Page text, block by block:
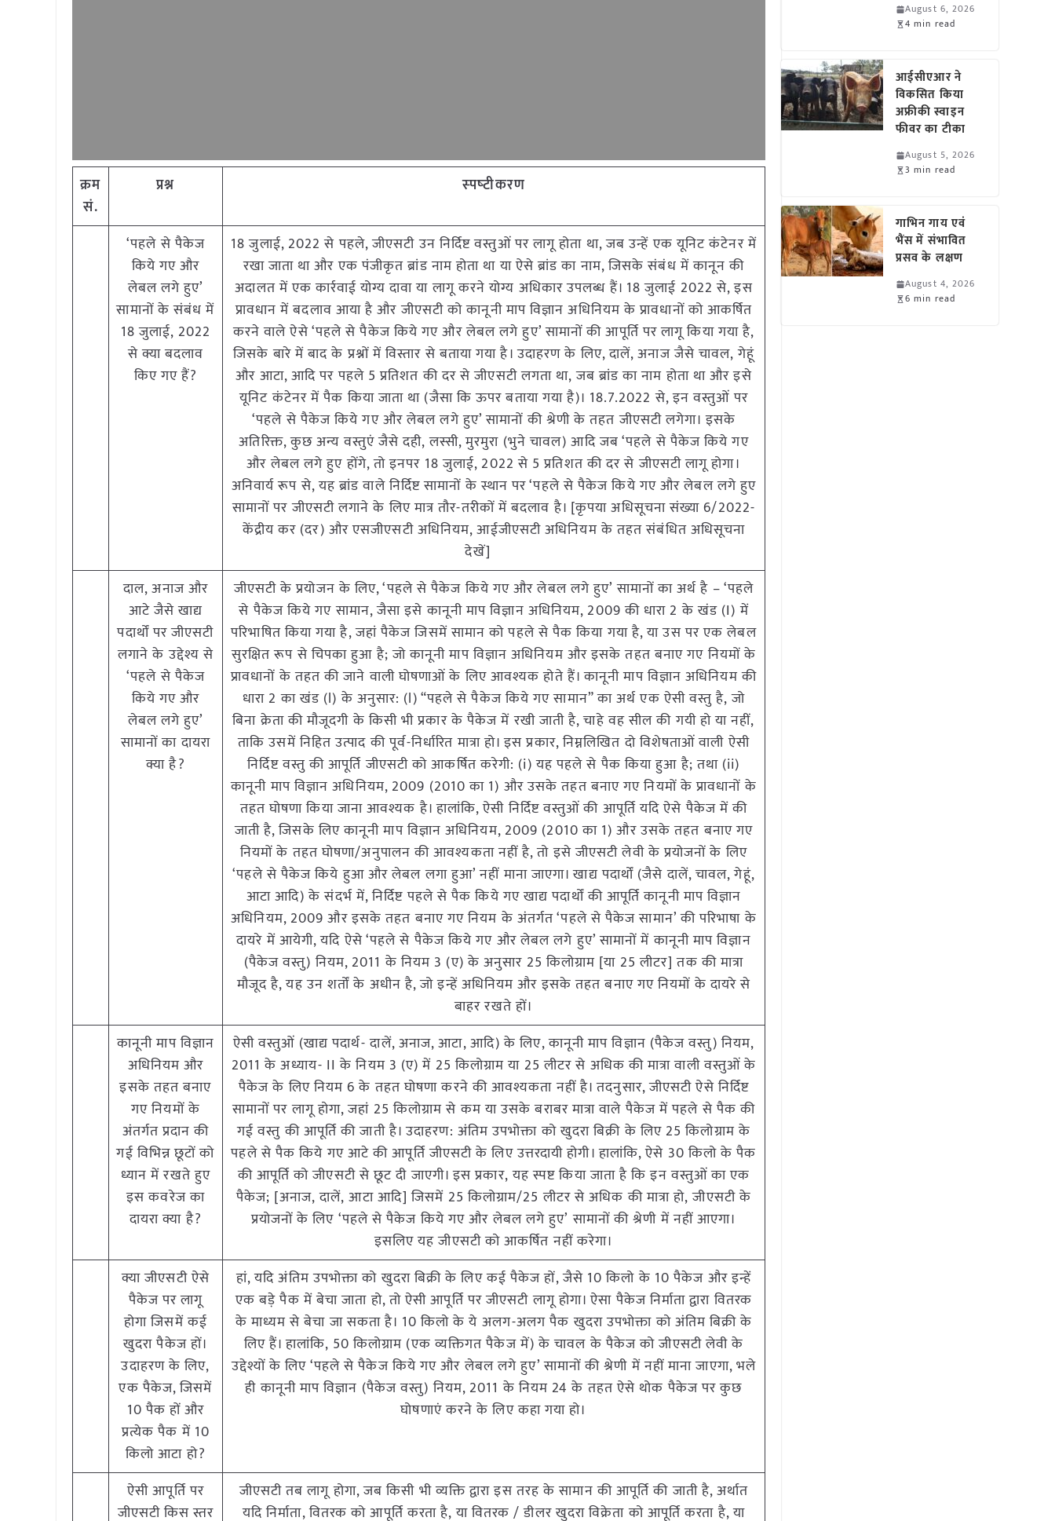
क्रम
सं.
प्रश्न स्‍पष्‍टीकरण
‘पहले से पैकेज
किये गए और
लेबल लगे हुए’
सामानों के संबंध में
18 जुलाई, 2022
से क्या बदलाव
किए गए हैं?
18 जुलाई, 2022 से पहले, जीएसटी उन निर्दिष्ट वस्तुओं पर लागू होता था, जब उन्हें एक यूनिट कंटेनर में
रखा जाता था और एक पंजीकृत ब्रांड नाम होता था या ऐसे ब्रांड का नाम, जिसके संबंध में कानून की
अदालत में एक कार्रवाई योग्य दावा या लागू करने योग्य अधिकार उपलब्ध हैं। 18 जुलाई 2022 से, इस
प्रावधान में बदलाव आया है और जीएसटी को कानूनी माप विज्ञान अधिनियम के प्रावधानों को आकर्षित
करने वाले ऐसे ‘पहले से पैकेज किये गए और लेबल लगे हुए’ सामानों की आपूर्ति पर लागू किया गया है,
जिसके बारे में बाद के प्रश्नों में विस्तार से बताया गया है। उदाहरण के लिए, दालें, अनाज जैसे चावल, गेहूं
और आटा, आदि पर पहले 5 प्रतिशत की दर से जीएसटी लगता था, जब ब्रांड का नाम होता था और इसे
यूनिट कंटेनर में पैक किया जाता था (जैसा कि ऊपर बताया गया है)। 18.7.2022 से, इन वस्तुओं पर
‘पहले से पैकेज किये गए और लेबल लगे हुए’ सामानों की श्रेणी के तहत जीएसटी लगेगा। इसके
अतिरिक्त, कुछ अन्य वस्तुएं जैसे दही, लस्सी, मुरमुरा (भुने चावल) आदि जब ‘पहले से पैकेज किये गए
और लेबल लगे हुए होंगे, तो इनपर 18 जुलाई, 2022 से 5 प्रतिशत की दर से जीएसटी लागू होगा।
अनिवार्य रूप से, यह ब्रांड वाले निर्दिष्ट सामानों के स्थान पर ‘पहले से पैकेज किये गए और लेबल लगे हुए
सामानों पर जीएसटी लगाने के लिए मात्र तौर-तरीकों में बदलाव है। [कृपया अधिसूचना संख्या 6/2022-
केंद्रीय कर (दर) और एसजीएसटी अधिनियम, आईजीएसटी अधिनियम के तहत संबंधित अधिसूचना
देखें]
दाल, अनाज और
आटे जैसे खाद्य
पदार्थों पर जीएसटी
लगाने के उद्देश्य से
‘पहले से पैकेज
किये गए और
लेबल लगे हुए’
सामानों का दायरा
क्या है?
जीएसटी के प्रयोजन के लिए, ‘पहले से पैकेज किये गए और लेबल लगे हुए’ सामानों का अर्थ है – ‘पहले
से पैकेज किये गए सामान, जैसा इसे कानूनी माप विज्ञान अधिनियम, 2009 की धारा 2 के खंड (I) में
परिभाषित किया गया है, जहां पैकेज जिसमें सामान को पहले से पैक किया गया है, या उस पर एक लेबल
सुरक्षित रूप से चिपका हुआ है; जो कानूनी माप विज्ञान अधिनियम और इसके तहत बनाए गए नियमों के
प्रावधानों के तहत की जाने वाली घोषणाओं के लिए आवश्यक होते हैं। कानूनी माप विज्ञान अधिनियम की
धारा 2 का खंड (l) के अनुसार: (l) “पहले से पैकेज किये गए सामान” का अर्थ एक ऐसी वस्तु है, जो
बिना क्रेता की मौजूदगी के किसी भी प्रकार के पैकेज में रखी जाती है, चाहे वह सील की गयी हो या नहीं,
ताकि उसमें निहित उत्पाद की पूर्व-निर्धारित मात्रा हो। इस प्रकार, निम्नलिखित दो विशेषताओं वाली ऐसी
निर्दिष्ट वस्तु की आपूर्ति जीएसटी को आकर्षित करेगी: (i) यह पहले से पैक किया हुआ है; तथा (ii)
कानूनी माप विज्ञान अधिनियम, 2009 (2010 का 1) और उसके तहत बनाए गए नियमों के प्रावधानों के
तहत घोषणा किया जाना आवश्यक है। हालांकि, ऐसी निर्दिष्ट वस्तुओं की आपूर्ति यदि ऐसे पैकेज में की
जाती है, जिसके लिए कानूनी माप विज्ञान अधिनियम, 2009 (2010 का 1) और उसके तहत बनाए गए
नियमों के तहत घोषणा/अनुपालन की आवश्यकता नहीं है, तो इसे जीएसटी लेवी के प्रयोजनों के लिए
‘पहले से पैकेज किये हुआ और लेबल लगा हुआ’ नहीं माना जाएगा। खाद्य पदार्थों (जैसे दालें, चावल, गेहूं,
आटा आदि) के संदर्भ में, निर्दिष्ट पहले से पैक किये गए खाद्य पदार्थों की आपूर्ति कानूनी माप विज्ञान
अधिनियम, 2009 और इसके तहत बनाए गए नियम के अंतर्गत ‘पहले से पैकेज सामान’ की परिभाषा के
दायरे में आयेगी, यदि ऐसे ‘पहले से पैकेज किये गए और लेबल लगे हुए’ सामानों में कानूनी माप विज्ञान
(पैकेज वस्तु) नियम, 2011 के नियम 3 (ए) के अनुसार 25 किलोग्राम [या 25 लीटर] तक की मात्रा
मौजूद है, यह उन शर्तों के अधीन है, जो इन्हें अधिनियम और इसके तहत बनाए गए नियमों के दायरे से
बाहर रखते हों।
कानूनी माप विज्ञान
अधिनियम और
इसके तहत बनाए
गए नियमों के
अंतर्गत प्रदान की
गई विभिन्न छूटों को
ध्यान में रखते हुए
इस कवरेज का
दायरा क्या है?
ऐसी वस्तुओं (खाद्य पदार्थ- दालें, अनाज, आटा, आदि) के लिए, कानूनी माप विज्ञान (पैकेज वस्तु) नियम,
2011 के अध्याय- II के नियम 3 (ए) में 25 किलोग्राम या 25 लीटर से अधिक की मात्रा वाली वस्तुओं के
पैकेज के लिए नियम 6 के तहत घोषणा करने की आवश्यकता नहीं है। तदनुसार, जीएसटी ऐसे निर्दिष्ट
सामानों पर लागू होगा, जहां 25 किलोग्राम से कम या उसके बराबर मात्रा वाले पैकेज में पहले से पैक की
गई वस्तु की आपूर्ति की जाती है। उदाहरण: अंतिम उपभोक्ता को खुदरा बिक्री के लिए 25 किलोग्राम के
पहले से पैक किये गए आटे की आपूर्ति जीएसटी के लिए उत्तरदायी होगी। हालांकि, ऐसे 30 किलो के पैक
की आपूर्ति को जीएसटी से छूट दी जाएगी। इस प्रकार, यह स्पष्ट किया जाता है कि इन वस्तुओं का एक
पैकेज; [अनाज, दालें, आटा आदि] जिसमें 25 किलोग्राम/25 लीटर से अधिक की मात्रा हो, जीएसटी के
प्रयोजनों के लिए ‘पहले से पैकेज किये गए और लेबल लगे हुए’ सामानों की श्रेणी में नहीं आएगा।
इसलिए यह जीएसटी को आकर्षित नहीं करेगा।
क्या जीएसटी ऐसे
पैकेज पर लागू
होगा जिसमें कई
खुदरा पैकेज हों।
उदाहरण के लिए,
एक पैकेज, जिसमें
10 पैक हों और
प्रत्येक पैक में 10
किलो आटा हो?
हां, यदि अंतिम उपभोक्ता को खुदरा बिक्री के लिए कई पैकेज हों, जैसे 10 किलो के 10 पैकेज और इन्हें
एक बड़े पैक में बेचा जाता हो, तो ऐसी आपूर्ति पर जीएसटी लागू होगा। ऐसा पैकेज निर्माता द्वारा वितरक
के माध्यम से बेचा जा सकता है। 10 किलो के ये अलग-अलग पैक खुदरा उपभोक्ता को अंतिम बिक्री के
लिए हैं। हालांकि, 50 किलोग्राम (एक व्यक्तिगत पैकेज में) के चावल के पैकेज को जीएसटी लेवी के
उद्देश्यों के लिए ‘पहले से पैकेज किये गए और लेबल लगे हुए’ सामानों की श्रेणी में नहीं माना जाएगा, भले
ही कानूनी माप विज्ञान (पैकेज वस्तु) नियम, 2011 के नियम 24 के तहत ऐसे थोक पैकेज पर कुछ
घोषणाएं करने के लिए कहा गया हो।
ऐसी आपूर्ति पर
जीएसटी किस स्तर
जीएसटी तब लागू होगा, जब किसी भी व्यक्ति द्वारा इस तरह के सामान की आपूर्ति की जाती है, अर्थात
यदि निर्माता, वितरक को आपूर्ति करता है, या वितरक / डीलर खुदरा विक्रेता को आपूर्ति करता है, या
August 6, 2026
4 min read
आईसीएआर ने
विकसित किया
अफ्रीकी स्वाइन
फीवर का टीका
August 5, 2026
3 min read
गाभिन गाय एवं
भैंस में संभावित
प्रसव के लक्षण
August 4, 2026
6 min read